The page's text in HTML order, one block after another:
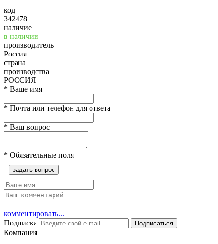
код
342478
наличие
в наличии
производитель
Россия
страна
производства
РОССИЯ
* Ваше имя
* Почта или телефон для ответа
* Ваш вопрос
* Обязательные поля
задать вопрос
комментировать...
Подписка
Подписаться
Компания